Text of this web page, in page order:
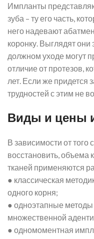
Импланты
зуба – ту его часть,
него надевают
коронку. Выглядят они
должном уходе могут
отличие от протезов,
лет. Если же придется
трудностей с этим не
Виды и цены
В зависимости от того
восстановить, объема
тканей применяются
● классическая
одного корня;
● одноэтапные
множественной
● одномоментная